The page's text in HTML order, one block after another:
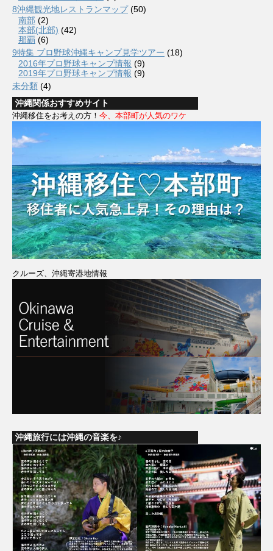
8沖縄観光地レストランマップ(50)
南部 (2)
本部(北部) (42)
那覇 (6)
9特集 プロ野球沖縄キャンプ見学ツアー (18)
2016年プロ野球キャンプ情報 (9)
2019年プロ野球キャンプ情報 (9)
未分類 (4)
沖縄関係おすすめサイト
沖縄移住をお考えの方！ 今、本部町が人気のワケ
クルーズ、沖縄寄港地情報
沖縄旅行には沖縄の音楽を♪